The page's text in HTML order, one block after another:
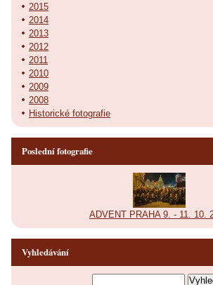
2015
2014
2013
2012
2011
2010
2009
2008
Historické fotografie
Poslední fotografie
ADVENT PRAHA 9. - 11. 10.
Vyhledávání